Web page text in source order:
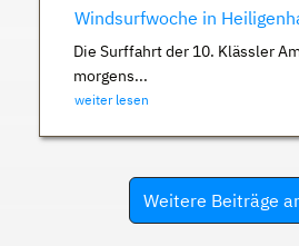
Windsurfwoche in
Die Surffahrt der 10. Klässler
morgens...
weiter lesen
Weitere Beiträge